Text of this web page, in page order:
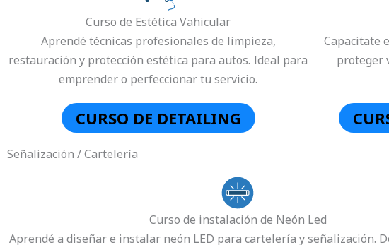
Curso de Estética Vahicular
Aprendé técnicas profesionales de limpieza,
restauración y protección estética para autos. Ideal para
emprender o perfeccionar tu servicio.
CURSO DE DETAILING
Capacitate
proteger
Señalización / Cartelería
Curso de instalación de Neón Led
Aprendé a diseñar e instalar neón LED para cartelería y señalización.